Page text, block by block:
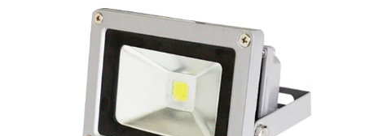
業に暗い倉庫や納戸、ガレージでのDIYや車の整備に。貼
りつけたり、吊るしたり手をふさがずに使用出来るので作
業もはかどります。・災害への備えに台風や地震などの災
害に備えておくと安心できる。モバイルバッテリー代わり
として、スマートフォンへの充電が出来るのも心強い。・
車載用に車に積んでおけばロングドライブや車中泊の際に
なる多くの客様からのご指示も頂いており、当店をご利用
頂いたお客様からのご紹介や多くの口コミも頂いておりま